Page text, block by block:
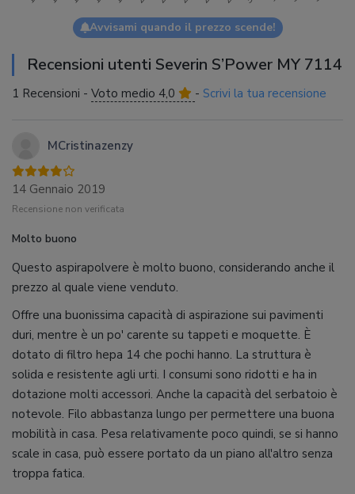
Avvisami quando il prezzo scende!
Recensioni utenti Severin S’Power MY 7114
1 Recensioni - Voto medio 4,0 - Scrivi la tua recensione
MCristinazenzy
14 Gennaio 2019
Recensione non verificata
Molto buono
Questo aspirapolvere è molto buono, considerando anche il
prezzo al quale viene venduto.
Offre una buonissima capacità di aspirazione sui pavimenti
duri, mentre è un po' carente su tappeti e moquette. È
dotato di filtro hepa 14 che pochi hanno. La struttura è
solida e resistente agli urti. I consumi sono ridotti e ha in
dotazione molti accessori. Anche la capacità del serbatoio è
notevole. Filo abbastanza lungo per permettere una buona
mobilità in casa. Pesa relativamente poco quindi, se si hanno
scale in casa, può essere portato da un piano all'altro senza
troppa fatica.